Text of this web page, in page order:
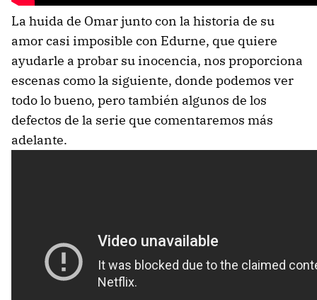
La huida de Omar junto con la historia de su
amor casi imposible con Edurne, que quiere
ayudarle a probar su inocencia, nos proporciona
escenas como la siguiente, donde podemos ver
todo lo bueno, pero también algunos de los
defectos de la serie que comentaremos más
adelante.